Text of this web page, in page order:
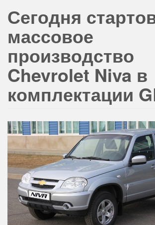
Сегодня
массовое
производство
Chevrolet Niva в
комплектации